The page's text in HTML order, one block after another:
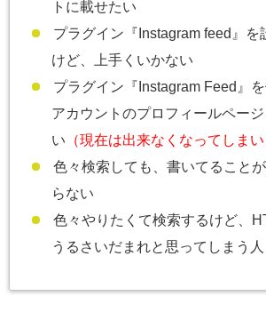
トに載せたい
プラグイン『Instagram feed』を
けど、上手くいかない
プラグイン『Instagram Feed』
アカウントのプロフィールペー
い （現在は出来なくなってしまい
色々検索しても、書いてること
らない
色々やりたくて検索するけど、
うるさいだまれと思ってしまう人